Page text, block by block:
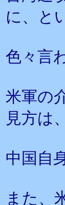
に、と
色々言
米軍の
見方は、
中国自
また、